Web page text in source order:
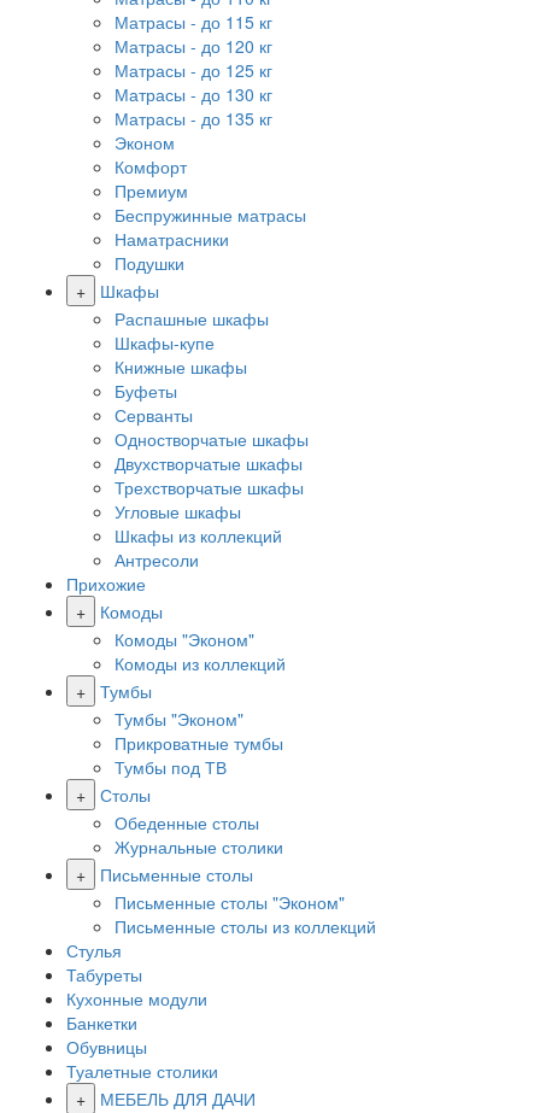
Матрасы - до 115 кг
Матрасы - до 120 кг
Матрасы - до 125 кг
Матрасы - до 130 кг
Матрасы - до 135 кг
Эконом
Комфорт
Премиум
Беспружинные матрасы
Наматрасники
Подушки
+
Шкафы
Распашные шкафы
Шкафы-купе
Книжные шкафы
Буфеты
Серванты
Одностворчатые шкафы
Двухстворчатые шкафы
Трехстворчатые шкафы
Угловые шкафы
Шкафы из коллекций
Антресоли
Прихожие
+
Комоды
Комоды "Эконом"
Комоды из коллекций
+ Тумбы
Тумбы "Эконом"
Прикроватные тумбы
Тумбы под ТВ
+ Столы
Обеденные столы
Журнальные столики
+
Письменные столы
Письменные столы "Эконом"
Письменные столы из коллекций
Стулья
Табуреты
Кухонные модули
Банкетки
Обувницы
Туалетные столики
+
МЕБЕЛЬ ДЛЯ ДАЧИ